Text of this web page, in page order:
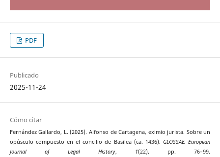
PDF
Publicado
2025-11-24
Cómo citar
Fernández Gallardo, L. (2025). Alfonso de Cartagena, eximio jurista. Sobre un
opúsculo compuesto en el concilio de Basilea (ca. 1436). GLOSSAE. European
Journal of Legal History, 1(22), pp. 76–99.